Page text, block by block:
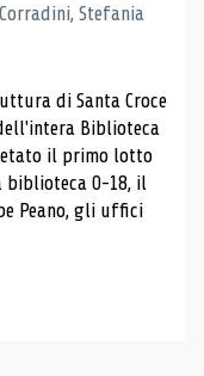
Stefania
di Santa Croce
Biblioteca
il primo lotto
biblioteca 0-18, il
Peano, gli uffici